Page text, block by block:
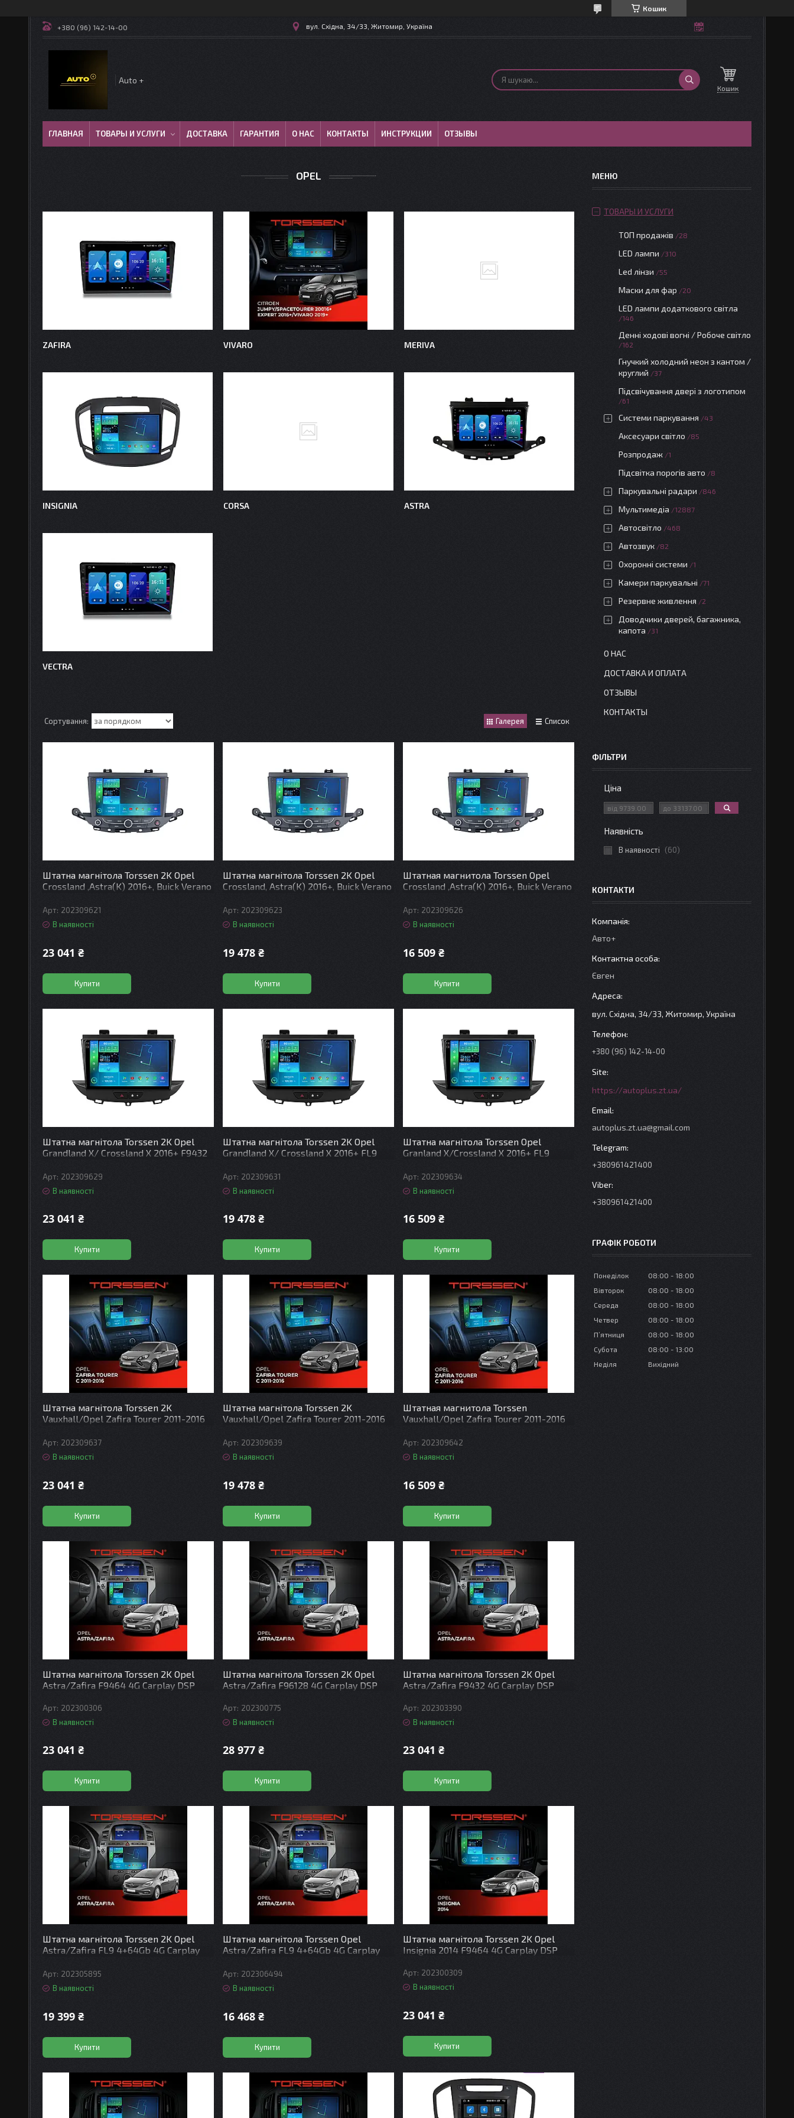
Кошик
+380 (96) 142-14-00 вул. Східна, 34/33, Житомир, Україна
Auto +
Кошик
ГЛАВНАЯ ТОВАРЫ И УСЛУГИ ДОСТАВКА ГАРАНТИЯ О НАС КОНТАКТЫ ИНСТРУКЦИИ ОТЗЫВЫ
OPEL
ZAFIRA VIVARO MERIVA
INSIGNIA CORSA ASTRA
VECTRA
Галерея Список
Штатна магнітола Torssen 2K Opel
Crossland ,Astra(K) 2016+, Buick Verano
202309621
В наявності
23 041 ₴
Купити
Штатна магнітола Torssen 2K Opel
Crossland, Astra(K) 2016+, Buick Verano
202309623
В наявності
19 478 ₴
Купити
Штатная магнитола Torssen Opel
Crossland ,Astra(K) 2016+, Buick Verano
202309626
В наявності
16 509 ₴
Купити
Штатна магнітола Torssen 2K Opel
Grandland X/ Crossland X 2016+ F9432
202309629
В наявності
23 041 ₴
Купити
Штатна магнітола Torssen 2K Opel
Grandland X/ Crossland X 2016+ FL9
202309631
В наявності
19 478 ₴
Купити
Штатна магнітола Torssen Opel
Granland X/Crossland X 2016+ FL9
202309634
В наявності
16 509 ₴
Купити
Штатна магнітола Torssen 2K
Vauxhall/Opel Zafira Tourer 2011-2016
202309637
В наявності
23 041 ₴
Купити
Штатна магнітола Torssen 2K
Vauxhall/Opel Zafira Tourer 2011-2016
202309639
В наявності
19 478 ₴
Купити
Штатная магнитола Torssen
Vauxhall/Opel Zafira Tourer 2011-2016
202309642
В наявності
16 509 ₴
Купити
Штатна магнітола Torssen 2K Opel
Astra/Zafira F9464 4G Carplay DSP
202300306
В наявності
23 041 ₴
Купити
Штатна магнітола Torssen 2K Opel
Astra/Zafira F96128 4G Carplay DSP
202300775
В наявності
28 977 ₴
Купити
Штатна магнітола Torssen 2K Opel
Astra/Zafira F9432 4G Carplay DSP
202303390
В наявності
23 041 ₴
Купити
Штатна магнітола Torssen 2K Opel
Astra/Zafira FL9 4+64Gb 4G Carplay
202305895
В наявності
19 399 ₴
Купити
Штатна магнітола Torssen Opel
Astra/Zafira FL9 4+64Gb 4G Carplay
202306494
В наявності
16 468 ₴
Купити
Штатна магнітола Torssen 2K Opel
Insignia 2014 F9464 4G Carplay DSP
202300309
В наявності
23 041 ₴
Купити
ТОВАРЫ И УСЛУГИ
ТОП продажів 28
LED лампи 310
Led лінзи 55
Маски для фар 20
LED лампи додаткового світла
146
Денні ходові вогні / Робоче світло
162
Гнучкий холодний неон з кантом /
круглий
37
Підсвічування двері з логотипом
61
Системи паркування 43
Аксесуари світло 85
Розпродаж 1
Підсвітка порогів авто 8
Паркувальні радари 846
Мультимедіа 12887
Автосвітло 468
Автозвук 82
Охоронні системи 1
Камери паркувальні 71
Резервне живлення 2
Доводчики дверей, багажника,
капота
31
О НАС
ДОСТАВКА И ОПЛАТА
ОТЗЫВЫ
КОНТАКТЫ
ФІЛЬТРИ
Ціна
Наявність
В наявності 60
КОНТАКТИ
Авто+
Євген
вул. Східна, 34/33, Житомир, Україна
+380 (96) 142-14-00
https://autoplus.zt.ua/
autoplus.zt.ua@gmail.com
+380961421400
+380961421400
ГРАФІК РОБОТИ
Понеділок 08:00
18:00
Вівторок
08:00
18:00
Середа
08:00
18:00
Четвер
08:00
18:00
Пʼятниця
08:00
18:00
Субота
08:00
13:00
Неділя
Вихідний